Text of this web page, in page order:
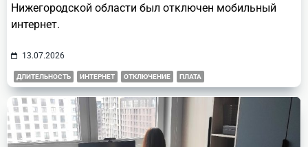
Нижегородской области был отключен мобильный
интернет.
13.07.2026
ДЛИТЕЛЬНОСТЬ ИНТЕРНЕТ ОТКЛЮЧЕНИЕ ПЛАТА